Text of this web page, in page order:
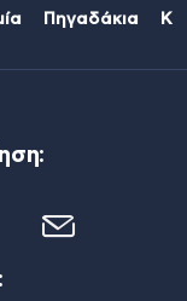
Πηγαδάκια